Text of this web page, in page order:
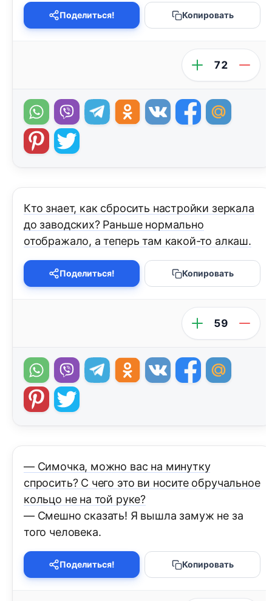
Поделиться! Копировать
72
Кто знает, как сбросить настройки зеркала
до заводских? Раньше нормально
отображало, а теперь там какой-то алкаш.
Поделиться! Копировать
59
— Симочка, можно вас на минутку
спросить? С чего это ви носите обручальное
кольцо не на той руке?
— Смешно сказать! Я вышла замуж не за
того человека.
Поделиться! Копировать